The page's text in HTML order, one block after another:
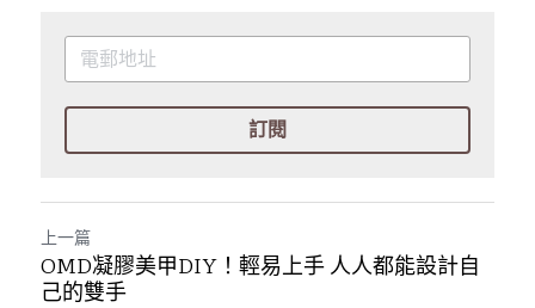
訂閱
上一篇
OMD凝膠美甲DIY！輕易上手 人人都能設計自
己的雙手